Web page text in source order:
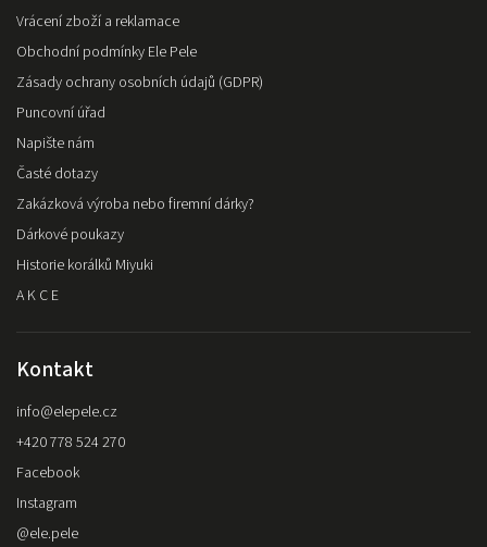
Vrácení zboží a reklamace
Obchodní podmínky Ele Pele
Zásady ochrany osobních údajů (GDPR)
Puncovní úřad
Napište nám
Časté dotazy
Zakázková výroba nebo firemní dárky?
Dárkové poukazy
Historie korálků Miyuki
A K C E
Kontakt
info@elepele.cz
+420 778 524 270
Facebook
Instagram
@ele.pele